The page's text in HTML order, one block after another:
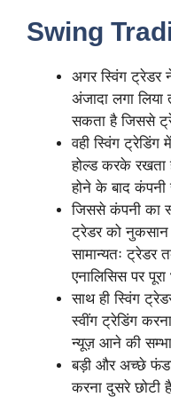
Swing
अगर स्विंग
अंजादा लगा
सकता है जिससे
वही स्विंग
होल्ड करके रखता
होने के बाद
जिससे कंपनी का
ट्रेडर को
सामान्यतः
एनालिसिस पर पूरा
साथ ही स्विंग
स्वींग ट्रेडिंग
न्यूज़ आने की
बड़ी और अच्छे
करना दुसरे